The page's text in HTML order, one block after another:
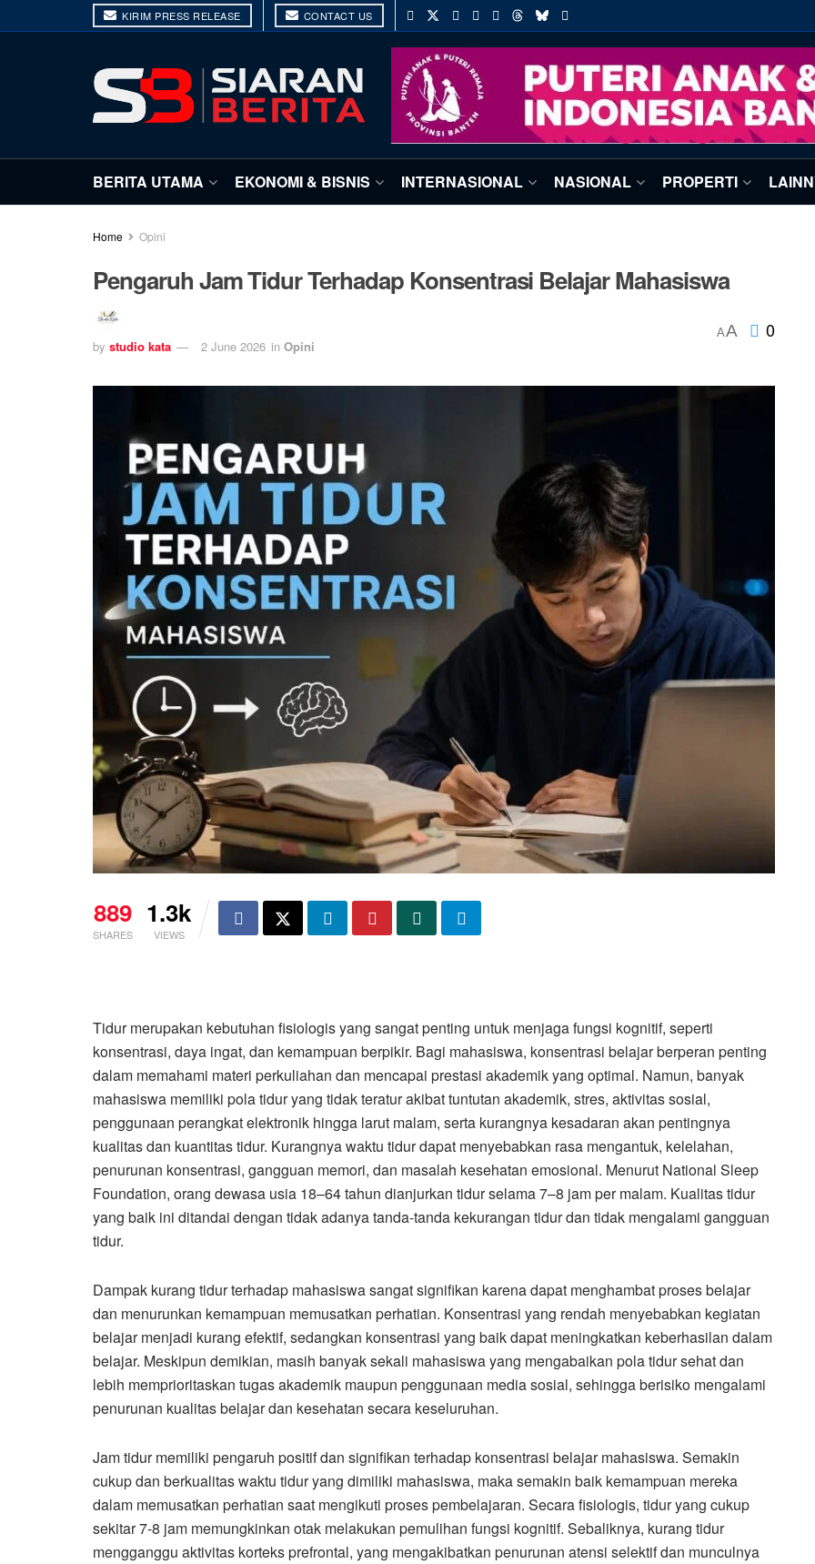
KIRIM PRESS RELEASE CONTACT US
BERITA UTAMA EKONOMI & BISNIS INTERNASIONAL NASIONAL PROPERTI
Home Opini
Pengaruh Jam Tidur Terhadap Konsentrasi Belajar Mahasiswa
by studio kata 2 June 2026 in Opini
AA 0
889
SHARES
1.3k
VIEWS
Tidur merupakan kebutuhan fisiologis yang sangat penting untuk menjaga fungsi kognitif, seperti
konsentrasi, daya ingat, dan kemampuan berpikir. Bagi mahasiswa, konsentrasi belajar berperan penting
dalam memahami materi perkuliahan dan mencapai prestasi akademik yang optimal. Namun, banyak
mahasiswa memiliki pola tidur yang tidak teratur akibat tuntutan akademik, stres, aktivitas sosial,
penggunaan perangkat elektronik hingga larut malam, serta kurangnya kesadaran akan pentingnya
kualitas dan kuantitas tidur. Kurangnya waktu tidur dapat menyebabkan rasa mengantuk, kelelahan,
penurunan konsentrasi, gangguan memori, dan masalah kesehatan emosional. Menurut National Sleep
Foundation, orang dewasa usia 18–64 tahun dianjurkan tidur selama 7–8 jam per malam. Kualitas tidur
yang baik ini ditandai dengan tidak adanya tanda-tanda kekurangan tidur dan tidak mengalami gangguan
tidur.
Dampak kurang tidur terhadap mahasiswa sangat signifikan karena dapat menghambat proses belajar
dan menurunkan kemampuan memusatkan perhatian. Konsentrasi yang rendah menyebabkan kegiatan
belajar menjadi kurang efektif, sedangkan konsentrasi yang baik dapat meningkatkan keberhasilan dalam
belajar. Meskipun demikian, masih banyak sekali mahasiswa yang mengabaikan pola tidur sehat dan
lebih memprioritaskan tugas akademik maupun penggunaan media sosial, sehingga berisiko mengalami
penurunan kualitas belajar dan kesehatan secara keseluruhan.
Jam tidur memiliki pengaruh positif dan signifikan terhadap konsentrasi belajar mahasiswa. Semakin
cukup dan berkualitas waktu tidur yang dimiliki mahasiswa, maka semakin baik kemampuan mereka
dalam memusatkan perhatian saat mengikuti proses pembelajaran. Secara fisiologis, tidur yang cukup
sekitar 7-8 jam memungkinkan otak melakukan pemulihan fungsi kognitif. Sebaliknya, kurang tidur
mengganggu aktivitas korteks prefrontal, yang mengakibatkan penurunan atensi selektif dan munculnya